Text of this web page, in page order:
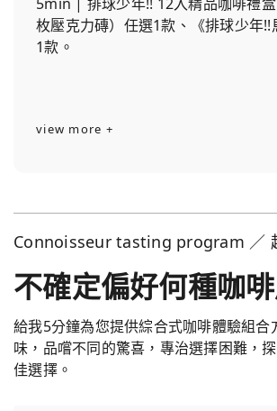
枚壓克力磚）任選1款、《排球少年!!
1款。
view more +
Connoisseur tasting program ／
不確定偏好何種咖
給我5分鐘為您提供綜合式咖啡體驗組合
味，品嚐不同的驚喜，專治選擇困難，
佳選擇。